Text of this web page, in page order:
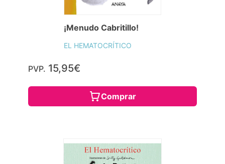
¡Menudo Cabritillo!
EL HEMATOCRÍTICO
PVP. 15,95€
Comprar